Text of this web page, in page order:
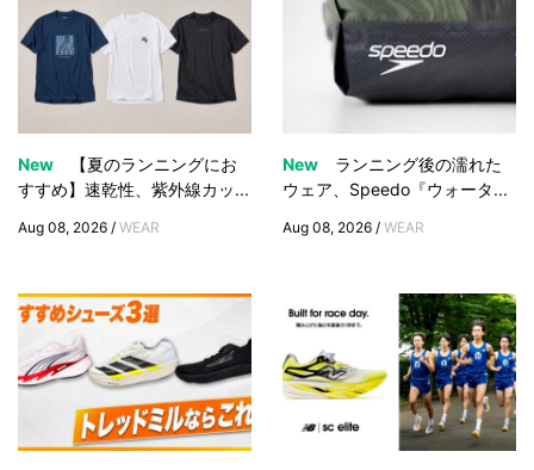
New
【夏のランニングにお
すすめ】速乾性、紫外線カッ...
Aug 08, 2026 / WEAR
New
ランニング後の濡れた
ウェア、Speedo『ウォータ...
Aug 08, 2026 / WEAR